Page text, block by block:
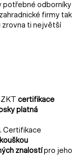
potřebné odborníky
firmy tak
zrovna ti největší
certifikace
platná
. Certifikace
znalostípro jeho